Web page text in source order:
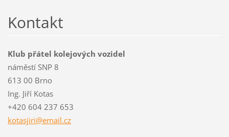
Kontakt
Klub přátel kolejových vozidel
náměstí SNP 8
613 00 Brno
Ing. Jiří Kotas
+420 604 237 653
kotasjiri@email.cz